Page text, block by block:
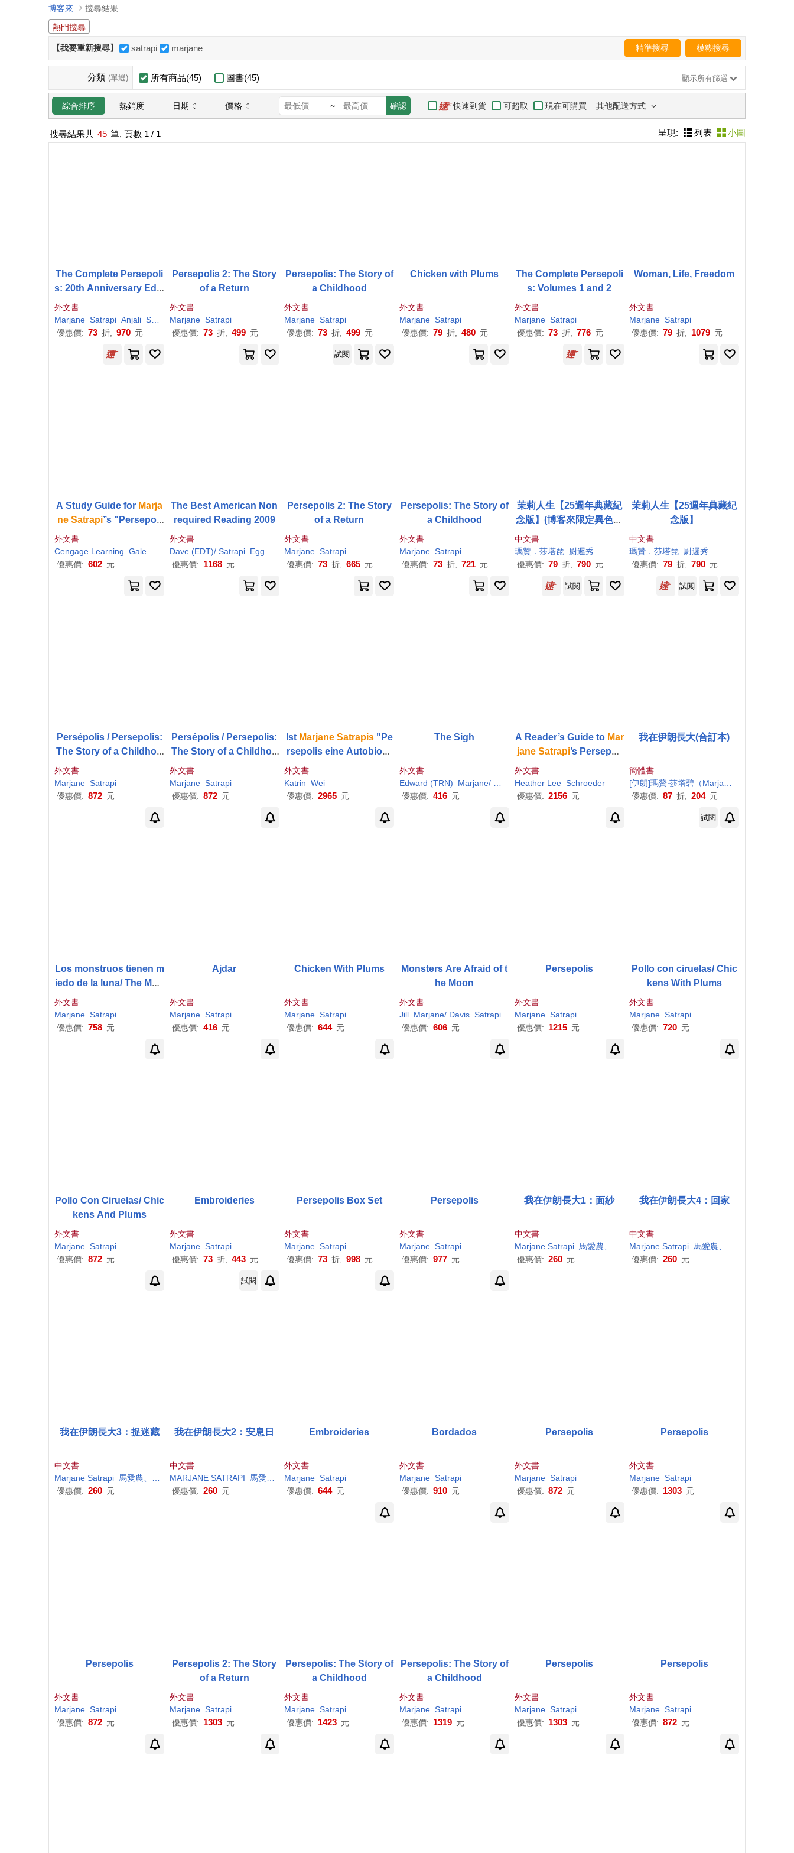
博客來
搜尋結果
熱門搜尋
【我要重新搜尋】 satrapi marjane 精準搜尋 模糊搜尋
分類 (單選) 所有商品(45) 圖書(45) 顯示所有篩選
綜合排序 熱銷度 日期 價格 ~ 確認 快速到貨 可超取 現在可購買 其他配送方式
搜尋結果共 45 筆, 頁數 1 / 1 呈現: 列表 小圖
The Complete Persepoli
s: 20th Anniversary Editi
外文書
Marjane Satrapi Anjali Singh
優惠價: 73 折, 970 元
Persepolis 2: The Story
of a Return
外文書
Marjane Satrapi
優惠價: 73 折, 499 元
Persepolis: The Story of
a Childhood
外文書
Marjane Satrapi
優惠價: 73 折, 499 元
Chicken with Plums
外文書
Marjane Satrapi
優惠價: 79 折, 480 元
The Complete Persepoli
s: Volumes 1 and 2
外文書
Marjane Satrapi
優惠價: 73 折, 776 元
Woman, Life, Freedom
外文書
Marjane Satrapi
優惠價: 79 折, 1079 元
試閱
A Study Guide for Marja
ne Satrapi’’s "Persepoli
s: The Story of a Childh
ood"
外文書
Cengage Learning Gale
優惠價: 602 元
The Best American Non
required Reading 2009
外文書
Dave (EDT)/ Satrapi Eggers Jesse (CON) Marjane
(INT)/ Nathan
優惠價: 1168 元
Persepolis 2: The Story
of a Return
外文書
Marjane Satrapi
優惠價: 73 折, 665 元
Persepolis: The Story of
a Childhood
外文書
Marjane Satrapi
優惠價: 73 折, 721 元
茉莉人生【25週年典藏紀
念版】(博客來限定異色版
中文書
瑪贊．莎塔琵 尉遲秀
優惠價: 79 折, 790 元
茉莉人生【25週年典藏紀
念版】
中文書
瑪贊．莎塔琵 尉遲秀
優惠價: 79 折, 790 元
試閱 試閱
Persépolis / Persepolis:
The Story of a Childhoo
外文書
Marjane Satrapi
優惠價: 872 元
Persépolis / Persepolis:
The Story of a Childhoo
外文書
Marjane Satrapi
優惠價: 872 元
Ist Marjane Satrapis"Pe
rsepolis eine Autobiogr
afie? Mittel und Art des
Erzählens im Medium C
omic
外文書
Katrin Wei
優惠價: 2965 元
The Sigh
外文書
Edward (TRN)
Marjane/ Gauvin
Satrapi
優惠價: 416 元
A Reader’s Guide to Mar
jane Satrapi’s Persepoli
外文書
Heather Lee Schroeder
優惠價: 2156 元
我在伊朗長大(合訂本)
簡體書
[伊朗]瑪贊‧莎塔碧（Marjane
優惠價: 87 折, 204 元
試閱
Los monstruos tienen m
iedo de la luna/ The Mon
sters are Afraid of the M
oon
外文書
Marjane Satrapi
優惠價: 758 元
Ajdar
外文書
Marjane Satrapi
優惠價: 416 元
Chicken With Plums
外文書
Marjane Satrapi
優惠價: 644 元
Monsters Are Afraid of t
he Moon
外文書
Jill Marjane/ Davis Satrapi
優惠價: 606 元
Persepolis
外文書
Marjane Satrapi
優惠價: 1215 元
Pollo con ciruelas/ Chic
kens With Plums
外文書
Marjane Satrapi
優惠價: 720 元
Pollo Con Ciruelas/ Chic
kens And Plums
外文書
Marjane Satrapi
優惠價: 872 元
Embroideries
外文書
Marjane Satrapi
優惠價: 73 折, 443 元
Persepolis Box Set
外文書
Marjane Satrapi
優惠價: 73 折, 998 元
Persepolis
外文書
Marjane Satrapi
優惠價: 977 元
我在伊朗長大1：面紗
中文書
Marjane Satrapi 馬愛農、左濤
優惠價: 260 元
我在伊朗長大4：回家
中文書
Marjane Satrapi 馬愛農、左濤
優惠價: 260 元
試閱
我在伊朗長大3：捉迷藏
中文書
Marjane Satrapi 馬愛農、左濤
優惠價: 260 元
我在伊朗長大2：安息日
中文書
MARJANE SATRAPI
馬愛農、左濤
優惠價: 260 元
Embroideries
外文書
Marjane Satrapi
優惠價: 644 元
Bordados
外文書
Marjane Satrapi
優惠價: 910 元
Persepolis
外文書
Marjane Satrapi
優惠價: 872 元
Persepolis
外文書
Marjane Satrapi
優惠價: 1303 元
Persepolis
外文書
Marjane Satrapi
優惠價: 872 元
Persepolis 2: The Story
of a Return
外文書
Marjane Satrapi
優惠價: 1303 元
Persepolis: The Story of
a Childhood
外文書
Marjane Satrapi
優惠價: 1423 元
Persepolis: The Story of
a Childhood
外文書
Marjane Satrapi
優惠價: 1319 元
Persepolis
外文書
Marjane Satrapi
優惠價: 1303 元
Persepolis
外文書
Marjane Satrapi
優惠價: 872 元